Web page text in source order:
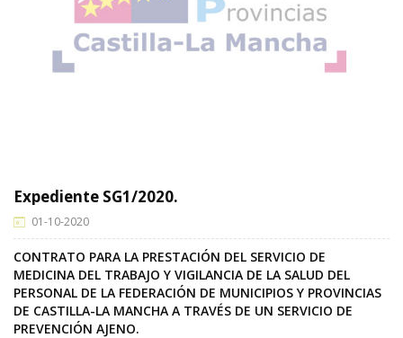
Expediente SG1/2020.
01-10-2020
CONTRATO PARA LA PRESTACIÓN DEL SERVICIO DE
MEDICINA DEL TRABAJO Y VIGILANCIA DE LA SALUD DEL
PERSONAL DE LA FEDERACIÓN DE MUNICIPIOS Y PROVINCIAS
DE CASTILLA-LA MANCHA A TRAVÉS DE UN SERVICIO DE
PREVENCIÓN AJENO.